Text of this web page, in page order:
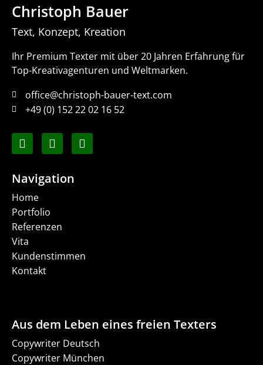
Christoph Bauer
Text, Konzept, Kreation
Ihr Premium Texter mit über 20 Jahren Erfahrung für
Top-Kreativagenturen und Weltmarken.
office@christoph-bauer-text.com
+49 (0) 152 22 02 16 52
Navigation
Home
Portfolio
Referenzen
Vita
Kundenstimmen
Kontakt
Aus dem Leben eines freien Texters
Copywriter Deutsch
Copywriter München